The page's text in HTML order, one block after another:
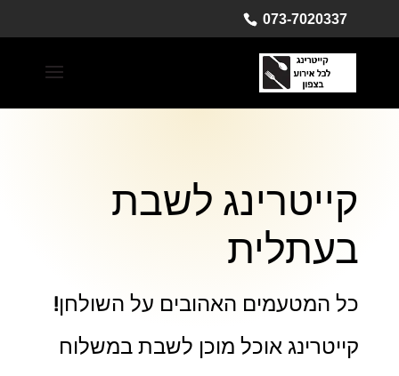
073-7020337
קייטרינג לשבת
בעתלית
כל המטעמים האהובים על השולחן!
קייטרינג אוכל מוכן לשבת במשלוח